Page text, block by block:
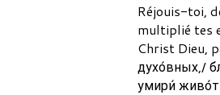
Réjouis-toi,
multiplié tes
Christ Dieu,
духо́вных,/
умири́